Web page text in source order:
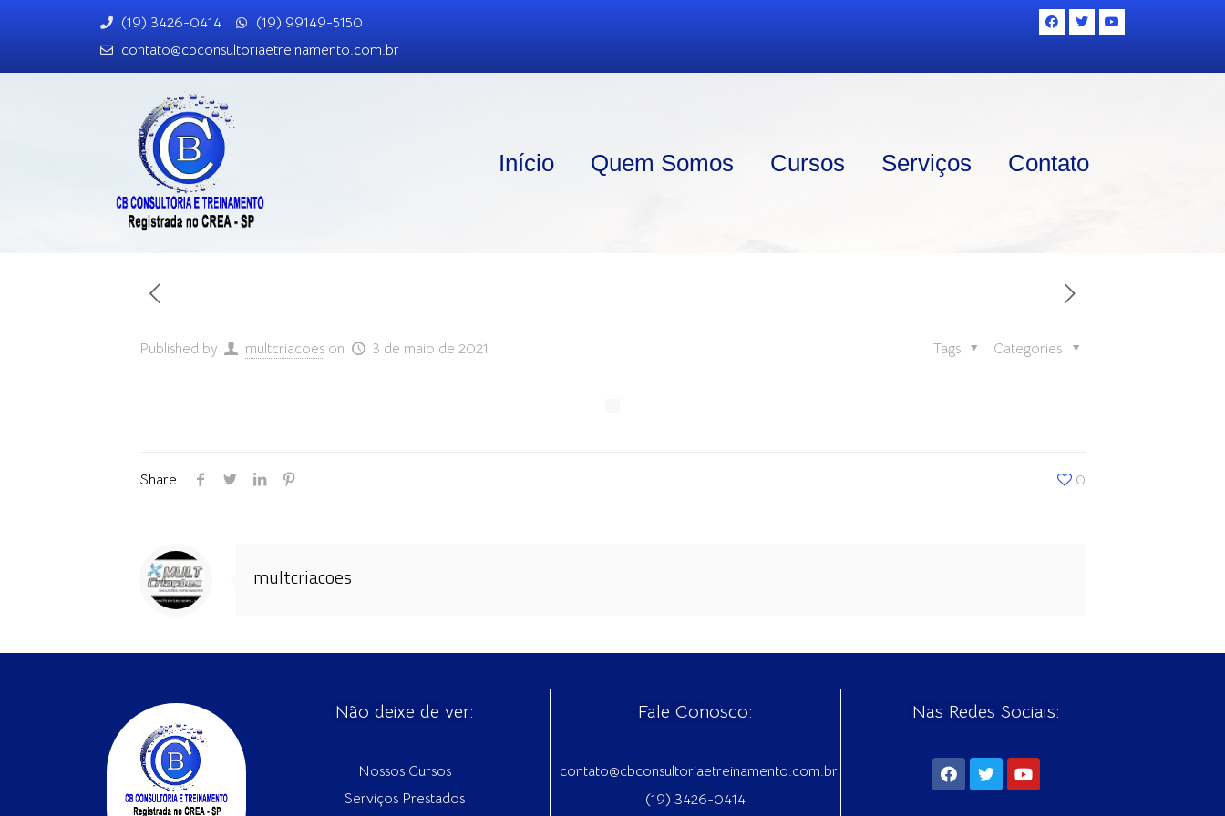
(19) 3426-0414
(19) 99149-5150
contato@cbconsultoriaetreinamento.com.br
Início Quem Somos Cursos Serviços Contato
Published by multcriacoes on 3 de maio de 2021 Categories
Tags
Share 0
multcriacoes
Não deixe de ver:
Nossos Cursos
Serviços Prestados
Fale Conosco:
contato@cbconsultoriaetreinamento.com.br
(19) 3426-0414
Nas Redes Sociais: